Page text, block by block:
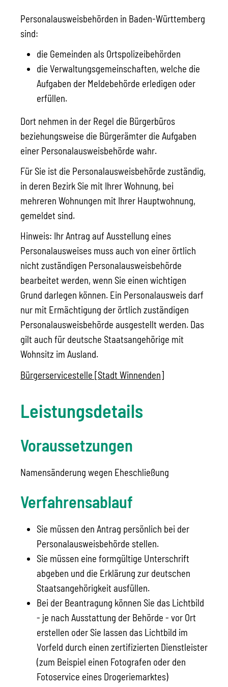
Personalausweisbehörden in Baden-Württemberg
sind:
die Gemeinden als Ortspolizeibehörden
die Verwaltungsgemeinschaften, welche die
Aufgaben der Meldebehörde erledigen oder
erfüllen.
Dort nehmen in der Regel die Bürgerbüros
beziehungsweise die Bürgerämter die Aufgaben
einer Personalausweisbehörde wahr.
Für Sie ist die Personalausweisbehörde zuständig,
in deren Bezirk Sie mit Ihrer Wohnung, bei
mehreren Wohnungen mit Ihrer Hauptwohnung,
gemeldet sind.
Hinweis: Ihr Antrag auf Ausstellung eines
Personalausweises muss auch von einer örtlich
nicht zuständigen Personalausweisbehörde
bearbeitet werden, wenn Sie einen wichtigen
Grund darlegen können. Ein Personalausweis darf
nur mit Ermächtigung der örtlich zuständigen
Personalausweisbehörde ausgestellt werden. Das
gilt auch für deutsche Staatsangehörige mit
Wohnsitz im Ausland.
Bürgerservicestelle [Stadt Winnenden]
Leistungsdetails
Voraussetzungen
Namensänderung wegen Eheschließung
Verfahrensablauf
Sie müssen den Antrag persönlich bei der
Personalausweisbehörde stellen.
Sie müssen eine formgültige Unterschrift
abgeben und die Erklärung zur deutschen
Staatsangehörigkeit ausfüllen.
Bei der Beantragung können Sie das Lichtbild
- je nach Ausstattung der Behörde - vor Ort
erstellen oder Sie lassen das Lichtbild im
Vorfeld durch einen zertifizierten Dienstleister
(zum Beispiel einen Fotografen oder den
Fotoservice eines Drogeriemarktes)